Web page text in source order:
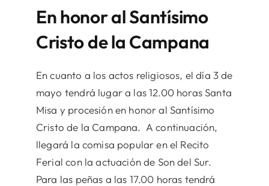
En honor al Santísimo
Cristo de la Campana
En cuanto a los actos religiosos, el día 3 de
mayo tendrá lugar a las 12.00 horas Santa
Misa y procesión en honor al Santísimo
Cristo de la Campana. A continuación,
llegará la comisa popular en el Recito
Ferial con la actuación de Son del Sur.
Para las peñas a las 17.00 horas tendrá